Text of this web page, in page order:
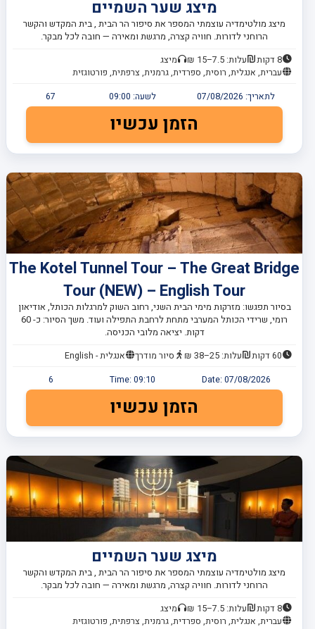
מיצג שער השמיים
מיצג מולטימדיה עוצמתי המספר את סיפור הר הבית , בית המקדש והקשר
הרוחני לדורות. חוויה קצרה, מרגשת ומאירה — חובה לכל מבקר.
8 דקות עלות: 7.5–15 ₪
מיצג
עברית, אנגלית, רוסית, ספרדית, גרמנית, צרפתית, פורטוגזית
לתאריך: 07/08/2026 לשעה: 09:00
67
הזמן עכשיו
The Kotel Tunnel Tour – The Great Bridge
Tour (NEW) – English Tour
בסיור תפגשו: מזרקות מימי הבית השני, רחוב השוק למרגלות הכותל, אודיאון
רומי, שרידי הכותל המערבי מתחת לרחבת התפילה ועוד. משך הסיור: כ- 60
דקות. יציאה מלובי הכניסה.
60 דקות עלות: 25–38 ₪ סיור מודרך
אנגלית - English
Date: 07/08/2026
Time: 09:10
6
הזמן עכשיו
מיצג שער השמיים
מיצג מולטימדיה עוצמתי המספר את סיפור הר הבית , בית המקדש והקשר
הרוחני לדורות. חוויה קצרה, מרגשת ומאירה — חובה לכל מבקר.
8 דקות עלות: 7.5–15 ₪
מיצג
עברית, אנגלית, רוסית, ספרדית, גרמנית, צרפתית, פורטוגזית